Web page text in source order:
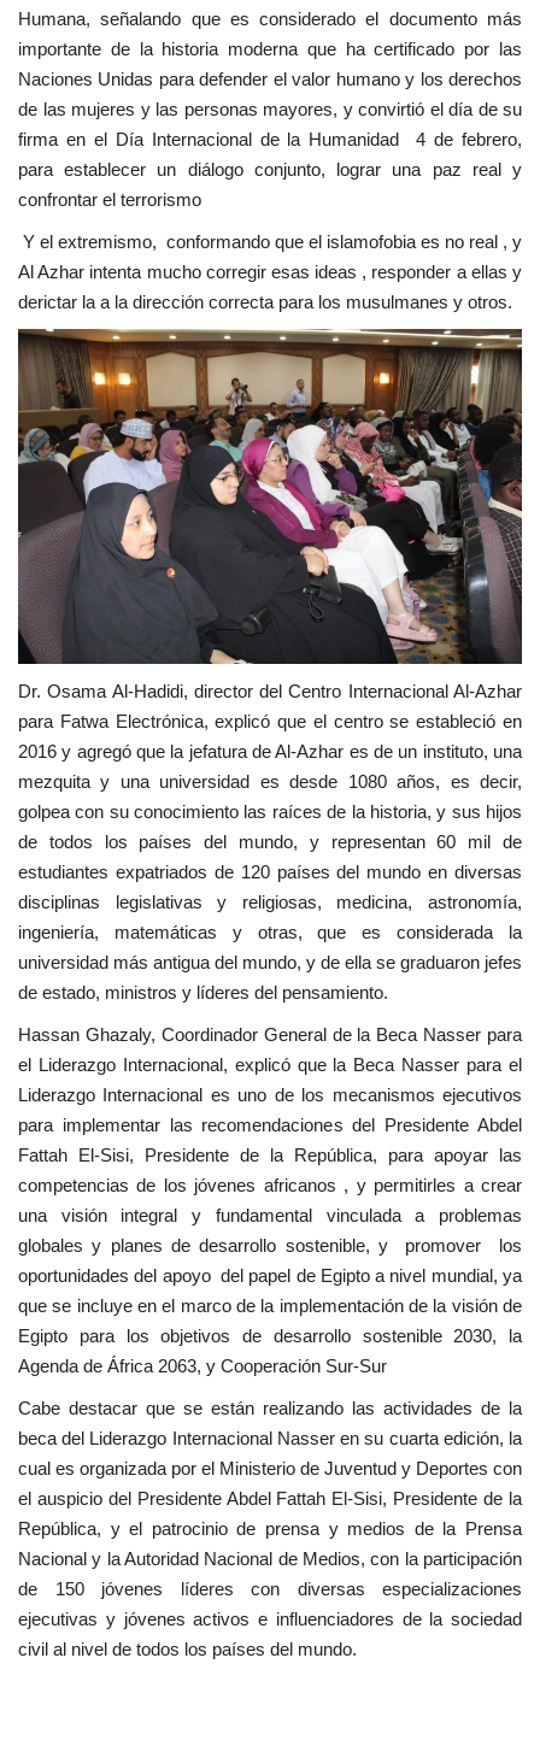
Humana, señalando que es considerado el documento más
importante de la historia moderna que ha certificado por las
Naciones Unidas para defender el valor humano y los derechos
de las mujeres y las personas mayores, y convirtió el día de su
firma en el Día Internacional de la Humanidad 4 de febrero,
para establecer un diálogo conjunto, lograr una paz real y
confrontar el terrorismo
Y el extremismo, conformando que el islamofobia es no real , y
Al Azhar intenta mucho corregir esas ideas , responder a ellas y
derictar la a la dirección correcta para los musulmanes y otros.
Dr. Osama Al-Hadidi, director del Centro Internacional Al-Azhar
para Fatwa Electrónica, explicó que el centro se estableció en
2016 y agregó que la jefatura de Al-Azhar es de un instituto, una
mezquita y una universidad es desde 1080 años, es decir,
golpea con su conocimiento las raíces de la historia, y sus hijos
de todos los países del mundo, y representan 60 mil de
estudiantes expatriados de 120 países del mundo en diversas
disciplinas legislativas y religiosas, medicina, astronomía,
ingeniería, matemáticas y otras, que es considerada la
universidad más antigua del mundo, y de ella se graduaron jefes
de estado, ministros y líderes del pensamiento.
Hassan Ghazaly, Coordinador General de la Beca Nasser para
el Liderazgo Internacional, explicó que la Beca Nasser para el
Liderazgo Internacional es uno de los mecanismos ejecutivos
para implementar las recomendaciones del Presidente Abdel
Fattah El-Sisi, Presidente de la República, para apoyar las
competencias de los jóvenes africanos , y permitirles a crear
una visión integral y fundamental vinculada a problemas
globales y planes de desarrollo sostenible, y promover los
oportunidades del apoyo del papel de Egipto a nivel mundial, ya
que se incluye en el marco de la implementación de la visión de
Egipto para los objetivos de desarrollo sostenible 2030, la
Agenda de África 2063, y Cooperación Sur-Sur
Cabe destacar que se están realizando las actividades de la
beca del Liderazgo Internacional Nasser en su cuarta edición, la
cual es organizada por el Ministerio de Juventud y Deportes con
el auspicio del Presidente Abdel Fattah El-Sisi, Presidente de la
República, y el patrocinio de prensa y medios de la Prensa
Nacional y la Autoridad Nacional de Medios, con la participación
de 150 jóvenes líderes con diversas especializaciones
ejecutivas y jóvenes activos e influenciadores de la sociedad
civil al nivel de todos los países del mundo.